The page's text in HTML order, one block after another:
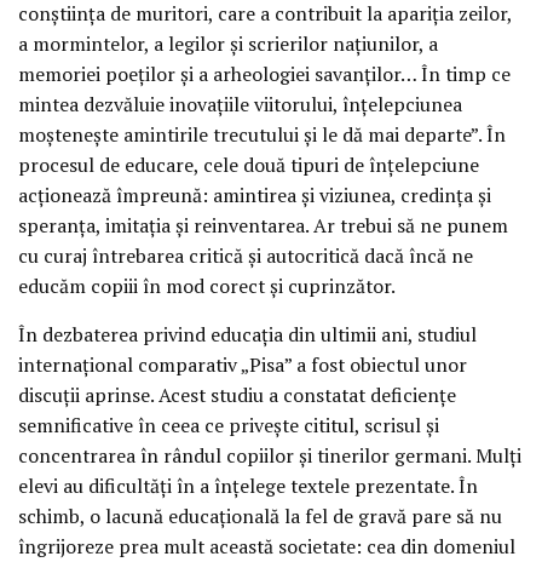
conștiința de muritori, care a contribuit la apariția zeilor,
a mormintelor, a legilor și scrierilor națiunilor, a
memoriei poeților și a arheologiei savanților… În timp ce
mintea dezvăluie inovațiile viitorului, înțelepciunea
moștenește amintirile trecutului și le dă mai departe”. În
procesul de educare, cele două tipuri de înțelepciune
acționează împreună: amintirea și viziunea, credința și
speranța, imitația și reinventarea. Ar trebui să ne punem
cu curaj întrebarea critică și autocritică dacă încă ne
educăm copiii în mod corect și cuprinzător.
În dezbaterea privind educația din ultimii ani, studiul
internațional comparativ „Pisa” a fost obiectul unor
discuții aprinse. Acest studiu a constatat deficiențe
semnificative în ceea ce privește cititul, scrisul și
concentrarea în rândul copiilor și tinerilor germani. Mulți
elevi au dificultăți în a înțelege textele prezentate. În
schimb, o lacună educațională la fel de gravă pare să nu
îngrijoreze prea mult această societate: cea din domeniul